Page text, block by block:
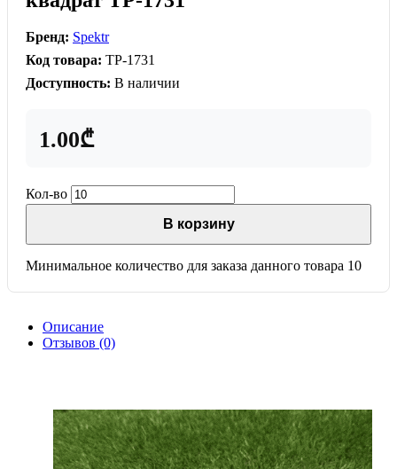
Бренд: Spektr
Код товара: TP-1731
Доступность: В наличии
1.00₾
Кол-во
В корзину
Минимальное количество для заказа данного товара 10
Описание
Отзывов (0)